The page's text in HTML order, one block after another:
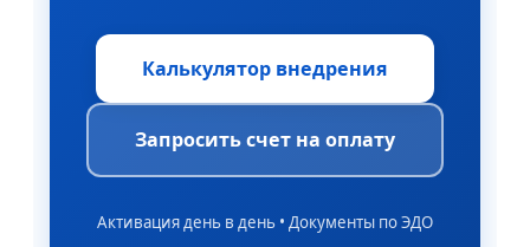
Калькулятор внедрения
Запросить счет на оплату
Активация день в день • Документы по ЭДО